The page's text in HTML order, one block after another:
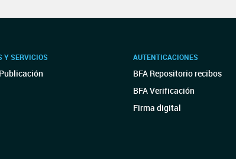
Y SERVICIOS AUTENTICACIONES
BFA Repositorio recibos
BFA Verificación
Firma digital